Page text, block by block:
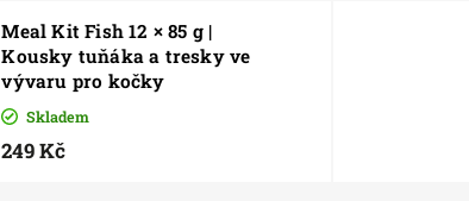
Meal Kit Fish 12 × 85 g |
Kousky tuňáka a tresky ve
vývaru pro kočky
Skladem
249 Kč